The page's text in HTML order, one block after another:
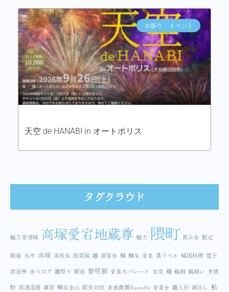
お祭り・イベント
天空 de HANABI in オートポリス
タグクラウド
魅力発信隊 高塚愛宕地蔵尊 魅力 隈町 飲み会 駅近
順延 鳥市 高塚 高校生 鼓笛隊 雛 顔見世 鯛 鯛生 音楽 黒ラベル 韓国料理 電子
宿泊券 食べログ 雛祭り 駅前 黎明館 音楽大パレード 食堂 麺 鵜飼 鵜飼い 麦焼
酎 高速道路 雑貨 鯛生金山 駅長対抗 食感農園KazetoNe 音楽会 雛人形 顔出し 鮎